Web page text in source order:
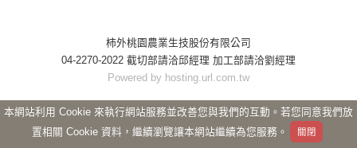
柿外桃園農業生技股份有限公司
04-2270-2022 截切部請洽邱經理 加工部請洽劉經理
Powered by hosting.url.com.tw
本網站利用 Cookie 來執行網站服務並改善您與我們的互動。若您同意我們放
置相關 Cookie 資料，繼續瀏覽讓本網站繼續為您服務。